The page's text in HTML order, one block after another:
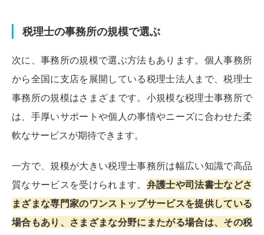
税理士の事務所の規模で選ぶ
次に、事務所の規模で選ぶ方法もあります。個人事務所
から全国に支店を展開している税理士法人まで、税理士
事務所の規模はさまざまです。小規模な税理士事務所で
は、手厚いサポートや個人の事情やニーズに合わせた柔
軟なサービスが期待できます。
一方で、規模が大きい税理士事務所は幅広い知識で高品
質なサービスを受けられます。 弁護士や司法書士などさ
まざまな専門家のワンストップサービスを提供している
場合もあり、さまざまな分野にまたがる場合は、その税